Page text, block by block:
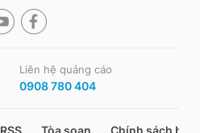
Liên hệ quảng cáo
0908 780 404
RSS Tòa soạn Chính sách bảo